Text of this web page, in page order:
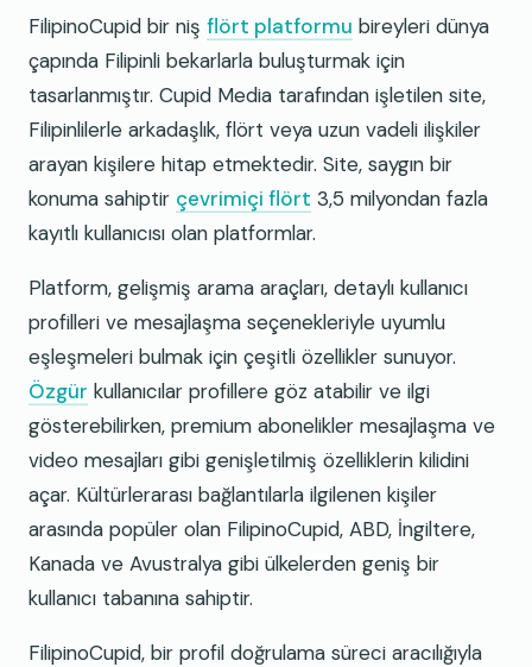
FilipinoCupid bir niş flört platformu bireyleri dünya
çapında Filipinli bekarlarla buluşturmak için
tasarlanmıştır. Cupid Media tarafından işletilen site,
Filipinlilerle arkadaşlık, flört veya uzun vadeli ilişkiler
arayan kişilere hitap etmektedir. Site, saygın bir
konuma sahiptir çevrimiçi flört 3,5 milyondan fazla
kayıtlı kullanıcısı olan platformlar.
Platform, gelişmiş arama araçları, detaylı kullanıcı
profilleri ve mesajlaşma seçenekleriyle uyumlu
eşleşmeleri bulmak için çeşitli özellikler sunuyor.
Özgür kullanıcılar profillere göz atabilir ve ilgi
gösterebilirken, premium abonelikler mesajlaşma ve
video mesajları gibi genişletilmiş özelliklerin kilidini
açar. Kültürlerarası bağlantılarla ilgilenen kişiler
arasında popüler olan FilipinoCupid, ABD, İngiltere,
Kanada ve Avustralya gibi ülkelerden geniş bir
kullanıcı tabanına sahiptir.
FilipinoCupid, bir profil doğrulama süreci aracılığıyla